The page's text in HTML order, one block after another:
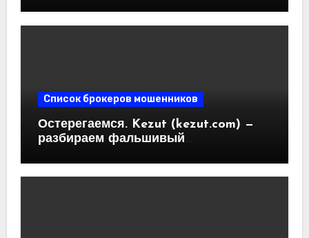
Список брокеров мошенников
Остерегаемся. Kezut (kezut.com) —
разбираем фальшивый
вернуть деньги. Отзывы